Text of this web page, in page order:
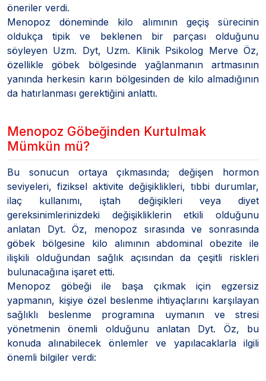
öneriler verdi.
Menopoz döneminde kilo alımının geçiş sürecinin
oldukça tipik ve beklenen bir parçası olduğunu
söyleyen Uzm. Dyt, Uzm. Klinik Psikolog Merve Öz,
özellikle göbek bölgesinde yağlanmanın artmasının
yanında herkesin karın bölgesinden de kilo almadığının
da hatırlanması gerektiğini anlattı.
Menopoz Göbeğinden Kurtulmak
Mümkün mü?
Bu sonucun ortaya çıkmasında; değişen hormon
seviyeleri, fiziksel aktivite değişiklikleri, tıbbi durumlar,
ilaç kullanımı, iştah değişikleri veya diyet
gereksinimlerinizdeki değişikliklerin etkili olduğunu
anlatan Dyt. Öz, menopoz sırasında ve sonrasında
göbek bölgesine kilo alımının abdominal obezite ile
ilişkili olduğundan sağlık açısından da çeşitli riskleri
bulunacağına işaret etti.
Menopoz göbeği ile başa çıkmak için egzersiz
yapmanın, kişiye özel beslenme ihtiyaçlarını karşılayan
sağlıklı beslenme programına uymanın ve stresi
yönetmenin önemli olduğunu anlatan Dyt. Öz, bu
konuda alınabilecek önlemler ve yapılacaklarla ilgili
önemli bilgiler verdi: